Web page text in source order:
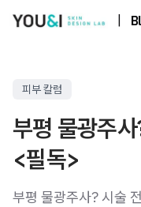
피부 칼럼
부평 물광주
<필독>
부평 물광주사? 시술